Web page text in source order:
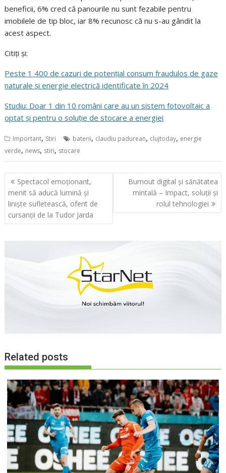
beneficii, 6% cred că panourile nu sunt fezabile pentru
imobilele de tip bloc, iar 8% recunosc că nu s-au gândit la
acest aspect.
Citiți și:
Peste 1 400 de cazuri de potențial consum fraudulos de gaze
naturale și energie electrică identificate în 2024
Studiu: Doar 1 din 10 români care au un sistem fotovoltaic a
optat și pentru o soluție de stocare a energiei
Important, Stiri baterii, claudiu padurean, clujtoday, energie
verde, news, stiri, stocare
Navigare
în
articole
Spectacol emoționant,
menit să aducă lumină și
liniște sufletească, oferit de
cursanții de la Tudor Jarda
Burnout digital și sănătatea
mintală – Impact, soluții și
rolul tehnologiei
Related posts